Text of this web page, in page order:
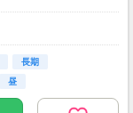
長期
昼